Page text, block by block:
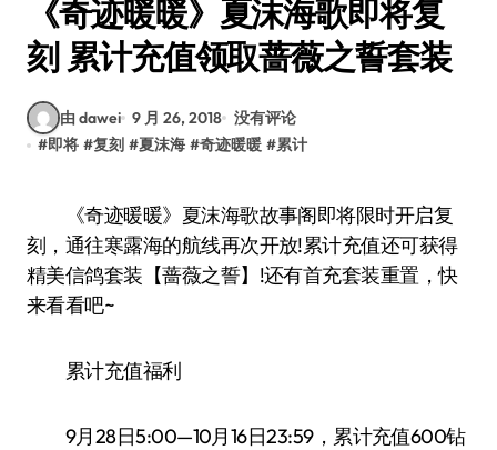
《奇迹暖暖》夏沫海歌即将复
刻 累计充值领取蔷薇之誓套装
由 dawei 9 月 26, 2018 没有评论
#即将 #复刻 #夏沫海 #奇迹暖暖 #累计
《奇迹暖暖》夏沫海歌故事阁即将限时开启复
刻，通往寒露海的航线再次开放!累计充值还可获得
精美信鸽套装【蔷薇之誓】!还有首充套装重置，快
来看看吧~
累计充值福利
9月28日5:00—10月16日23:59，累计充值600钻